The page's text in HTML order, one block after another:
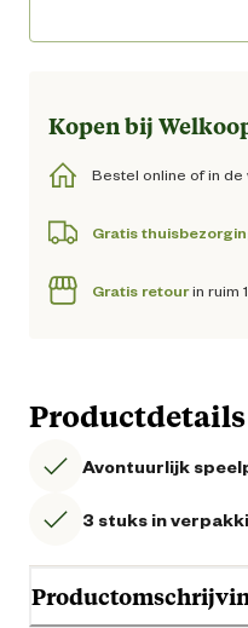
Kopen bij
Bestel online of in de
Gratis
Gratis retourin ruim
Productdetails
Avontuurlijk
3 stuks in